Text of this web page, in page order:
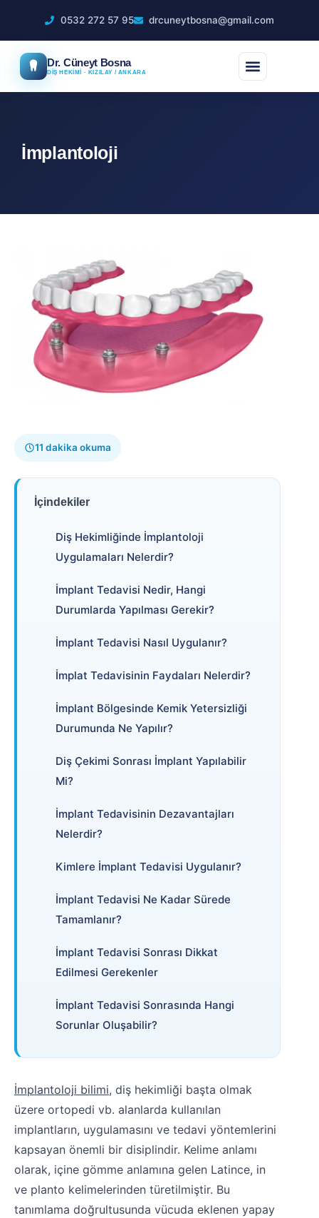
0532 272 57 95 drcuneytbosna@gmail.com
Dr. Cüneyt Bosna
DİŞ HEKİMİ · KIZILAY / ANKARA
İmplantoloji
11 dakika okuma
İçindekiler
Diş Hekimliğinde İmplantoloji
Uygulamaları Nelerdir?
İmplant Tedavisi Nedir, Hangi
Durumlarda Yapılması Gerekir?
İmplant Tedavisi Nasıl Uygulanır?
İmplat Tedavisinin Faydaları Nelerdir?
İmplant Bölgesinde Kemik Yetersizliği
Durumunda Ne Yapılır?
Diş Çekimi Sonrası İmplant Yapılabilir
Mi?
İmplant Tedavisinin Dezavantajları
Nelerdir?
Kimlere İmplant Tedavisi Uygulanır?
İmplant Tedavisi Ne Kadar Sürede
Tamamlanır?
İmplant Tedavisi Sonrası Dikkat
Edilmesi Gerekenler
İmplant Tedavisi Sonrasında Hangi
Sorunlar Oluşabilir?
İmplantoloji bilimi, diş hekimliği başta olmak
üzere ortopedi vb. alanlarda kullanılan
implantların, uygulamasını ve tedavi yöntemlerini
kapsayan önemli bir disiplindir. Kelime anlamı
olarak, içine gömme anlamına gelen Latince, in
ve planto kelimelerinden türetilmiştir. Bu
tanımlama doğrultusunda vücuda eklenen yapay